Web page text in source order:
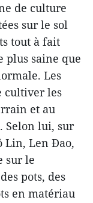
de culture
sur le sol
tout à fait
plus saine que
Les
cultiver les
et au
Selon lui, sur
Lin, Len Đao,
sur le
pots, des
en matériau